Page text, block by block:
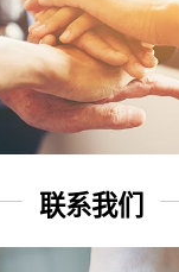
联系我们